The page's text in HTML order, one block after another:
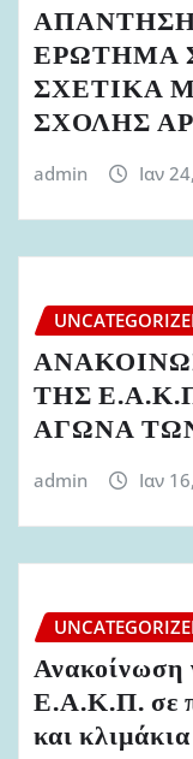
ΕΡΩΤΗΜΑ
ΣΧΕΤΙΚΑ
ΣΧΟΛΗΣ
admin Ιαν
ΤΗΣ
ΑΓΩΝΑ
admin Ιαν
Ανακοίνωση
Ε.Α.Κ.Π. σε
και